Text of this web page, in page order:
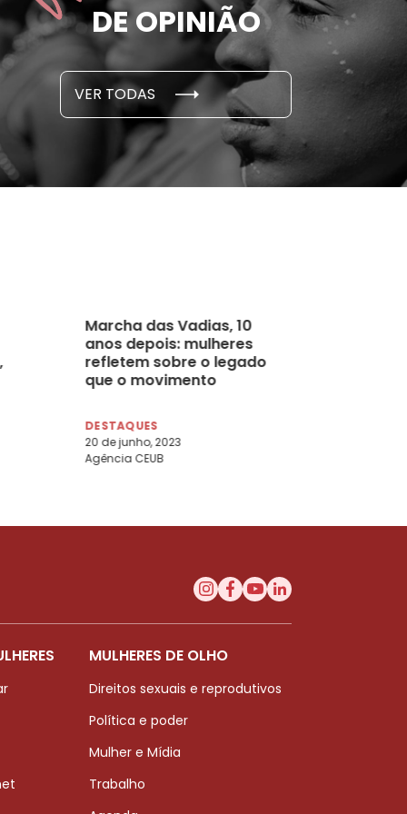
DE OPINIÃO
VER TODAS
em cada 6 já sofreu
E PESQUISAS
novembro, 2021
cidade
Marcha das Vadias, 10
anos depois: mulheres
refletem sobre o legado
que o movimento
DESTAQUES
20 de junho, 2023
Agência CEUB
MULHERES DE OLHO
Direitos sexuais e reprodutivos
Política e poder
Mulher e Mídia
Trabalho